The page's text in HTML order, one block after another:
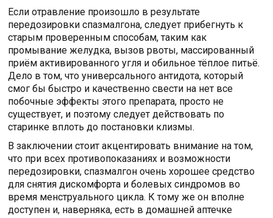
Если отравление произошло в результате
передозировки спазмалгона, следует прибегнуть к
старым проверенным способам, таким как
промывание желудка, вызов рвоты, массированный
приём активированного угля и обильное тёплое питьё.
Дело в том, что универсального антидота, который
смог бы быстро и качественно свести на нет все
побочные эффекты этого препарата, просто не
существует, и поэтому следует действовать по
старинке вплоть до постановки клизмы.
В заключении стоит акцентировать внимание на том,
что при всех противопоказаниях и возможности
передозировки, спазмалгон очень хорошее средство
для снятия дискомфорта и болевых синдромов во
время менструального цикла. К тому же он вполне
доступен и, наверняка, есть в домашней аптечке